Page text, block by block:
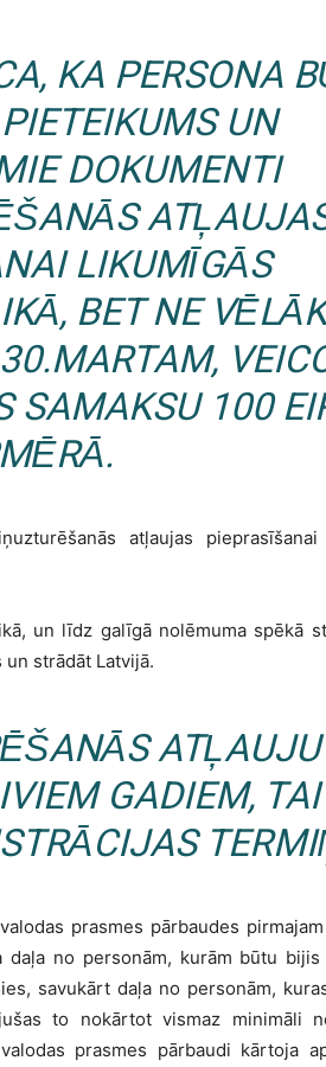
KA PERSONA
UN
DOKUMENTI
LIKUMĪGĀS
BET NE
SAMAKSU 100
atļaujas
un līdz galīgā nolēmuma spēkā
strādāt Latvijā.
ATĻAUJU
GADIEM, TAI
prasmes pārbaudes
no personām, kurām būtu
savukārt daļa no personām,
to nokārtot vismaz minimāli
prasmes pārbaudi kārtoja